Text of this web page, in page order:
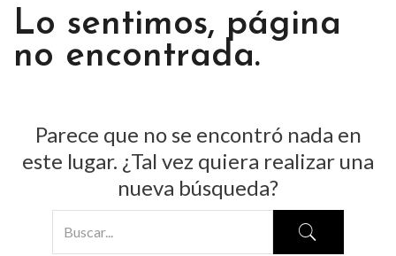
Lo sentimos, página
no encontrada.
Parece que no se encontró nada en
este lugar. ¿Tal vez quiera realizar una
nueva búsqueda?